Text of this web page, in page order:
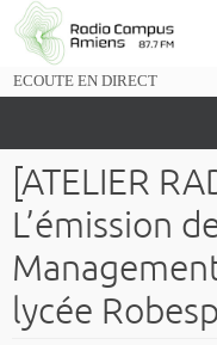
Passer
vers
ECOUTE EN DIRECT
[ATELIER
L’émission
lycée